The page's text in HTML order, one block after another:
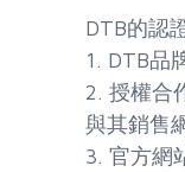
DTB的認
1. DTB品
2. 授權合
與其銷售
3. 官方網